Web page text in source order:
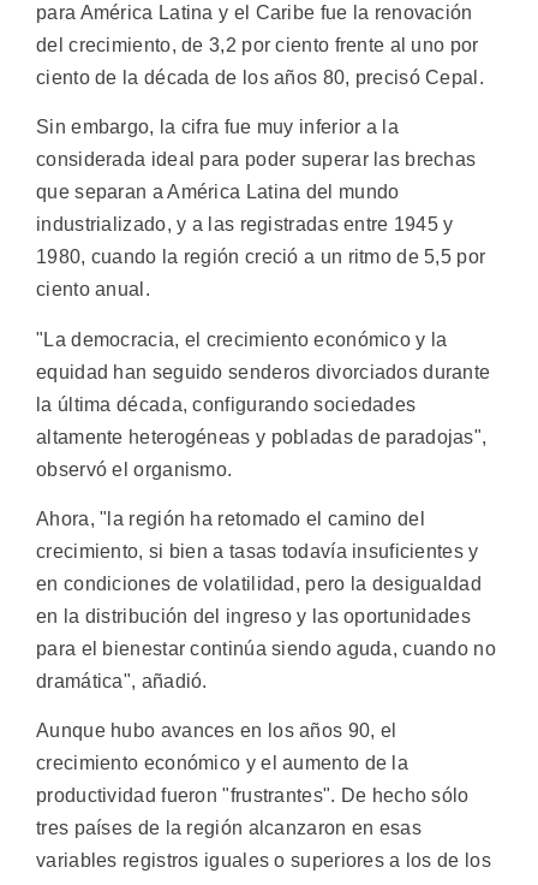
para América Latina y el Caribe fue la renovación
del crecimiento, de 3,2 por ciento frente al uno por
ciento de la década de los años 80, precisó Cepal.
Sin embargo, la cifra fue muy inferior a la
considerada ideal para poder superar las brechas
que separan a América Latina del mundo
industrializado, y a las registradas entre 1945 y
1980, cuando la región creció a un ritmo de 5,5 por
ciento anual.
"La democracia, el crecimiento económico y la
equidad han seguido senderos divorciados durante
la última década, configurando sociedades
altamente heterogéneas y pobladas de paradojas",
observó el organismo.
Ahora, "la región ha retomado el camino del
crecimiento, si bien a tasas todavía insuficientes y
en condiciones de volatilidad, pero la desigualdad
en la distribución del ingreso y las oportunidades
para el bienestar continúa siendo aguda, cuando no
dramática", añadió.
Aunque hubo avances en los años 90, el
crecimiento económico y el aumento de la
productividad fueron "frustrantes". De hecho sólo
tres países de la región alcanzaron en esas
variables registros iguales o superiores a los de los